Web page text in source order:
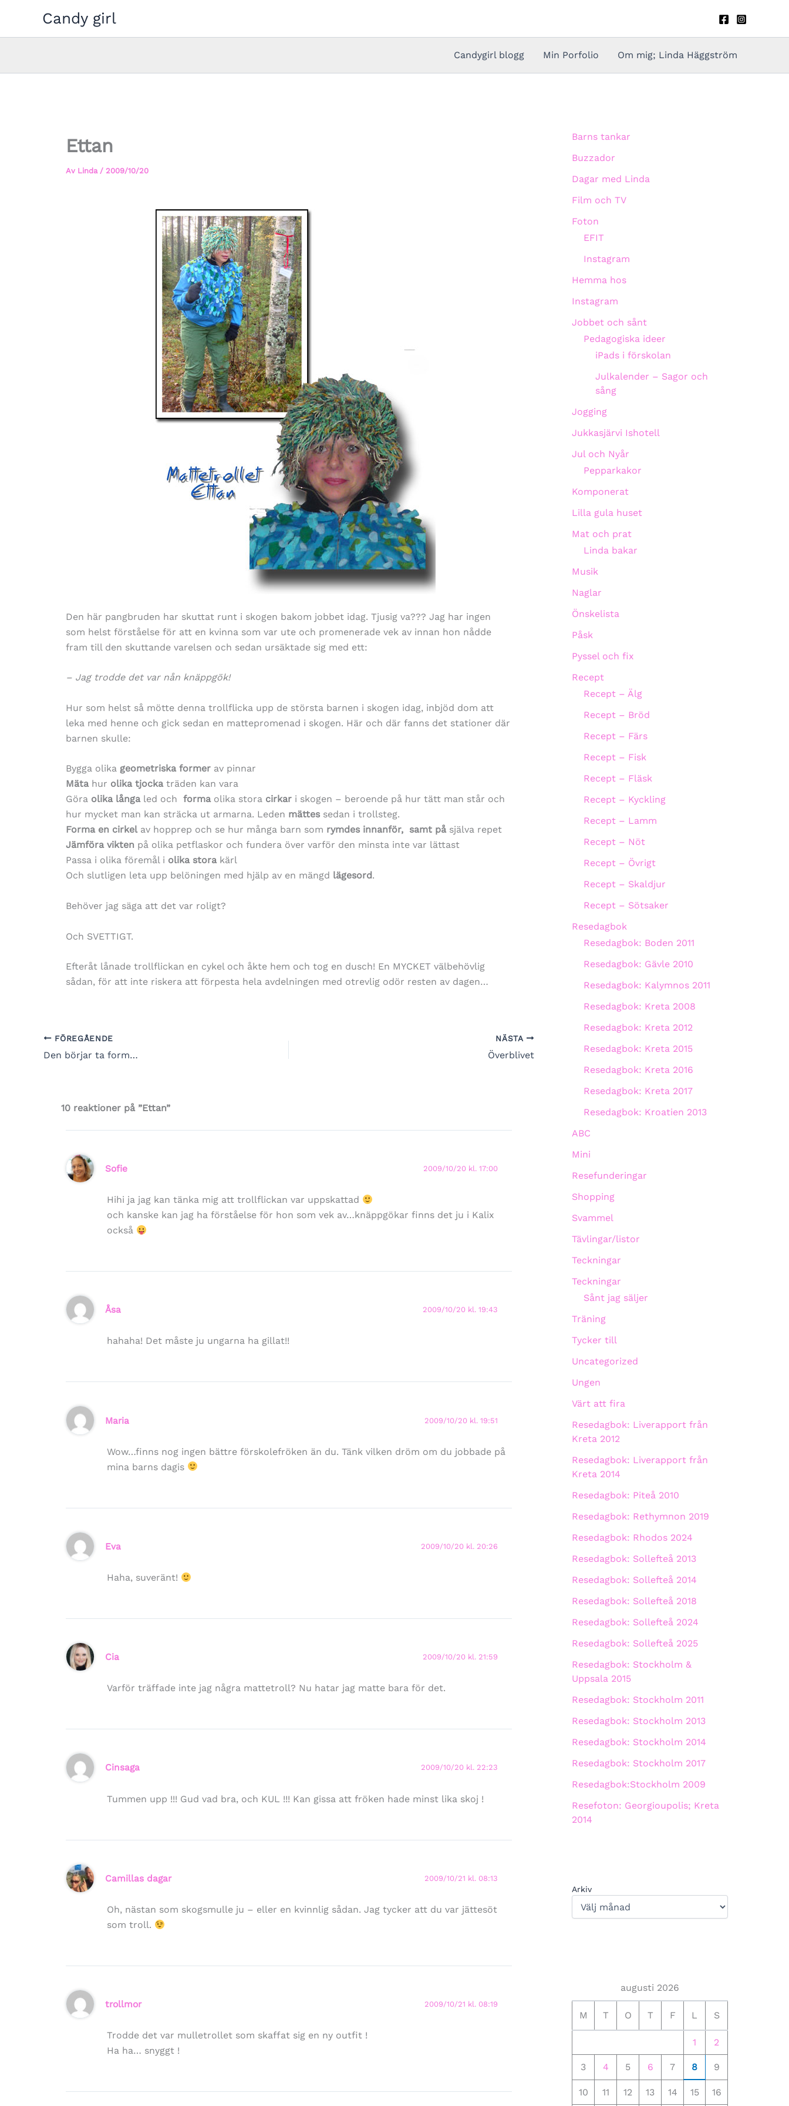
innehåll
Candy girl
Candygirl blogg Min Porfolio Om mig; Linda Häggström
Ettan
Av Linda / 2009/10/20
Den här pangbruden har skuttat runt i skogen bakom jobbet idag. Tjusig va??? Jag har ingen
som helst förståelse för att en kvinna som var ute och promenerade vek av innan hon nådde
fram till den skuttande varelsen och sedan ursäktade sig med ett:
– Jag trodde det var nån knäppgök!
Hur som helst så mötte denna trollflicka upp de största barnen i skogen idag, inbjöd dom att
leka med henne och gick sedan en mattepromenad i skogen. Här och där fanns det stationer där
barnen skulle:
Bygga olika geometriska former av pinnar
Mätahur olika tjocka träden kan vara
Göra olika långaled och formaolika stora cirkar i skogen – beroende på hur tätt man står och
hur mycket man kan sträcka ut armarna. Leden mättes sedan i trollsteg.
Forma en cirkelav hopprep och se hur många barn som rymdes innanför, samt påsjälva repet
Jämföra vikten på olika petflaskor och fundera över varför den minsta inte var lättast
Passa i olika föremål i olika storakärl
Och slutligen leta upp belöningen med hjälp av en mängd lägesord.
Behöver jag säga att det var roligt?
Och SVETTIGT.
Efteråt lånade trollflickan en cykel och åkte hem och tog en dusch! En MYCKET välbehövlig
sådan, för att inte riskera att förpesta hela avdelningen med otrevlig odör resten av dagen…
FÖREGÅENDE
Den börjar ta form…
NÄSTA
Överblivet
10 reaktioner på ”Ettan”
Sofie 2009/10/20 kl. 17:00
Hihi ja jag kan tänka mig att trollflickan var uppskattad
och kanske kan jag ha förståelse för hon som vek av…knäppgökar finns det ju i Kalix
också
Åsa 2009/10/20 kl. 19:43
hahaha! Det måste ju ungarna ha gillat!!
Maria 2009/10/20 kl. 19:51
Wow…finns nog ingen bättre förskolefröken än du. Tänk vilken dröm om du jobbade på
mina barns dagis
Eva 2009/10/20 kl. 20:26
Haha, suveränt!
Cia 2009/10/20 kl. 21:59
Varför träffade inte jag några mattetroll? Nu hatar jag matte bara för det.
Cinsaga 2009/10/20 kl. 22:23
Tummen upp !!! Gud vad bra, och KUL !!! Kan gissa att fröken hade minst lika skoj !
Camillas dagar 2009/10/21 kl. 08:13
Oh, nästan som skogsmulle ju – eller en kvinnlig sådan. Jag tycker att du var jättesöt
som troll.
trollmor 2009/10/21 kl. 08:19
Trodde det var mulletrollet som skaffat sig en ny outfit !
Ha ha… snyggt !
Barns tankar
Buzzador
Dagar med Linda
Film och TV
Foton
EFIT
Instagram
Hemma hos
Instagram
Jobbet och sånt
Pedagogiska ideer
iPads i förskolan
Julkalender – Sagor och
sång
Jogging
Jukkasjärvi Ishotell
Jul och Nyår
Pepparkakor
Komponerat
Lilla gula huset
Mat och prat
Linda bakar
Musik
Naglar
Önskelista
Påsk
Pyssel och fix
Recept
Recept – Älg
Recept – Bröd
Recept – Färs
Recept – Fisk
Recept – Fläsk
Recept – Kyckling
Recept – Lamm
Recept – Nöt
Recept – Övrigt
Recept – Skaldjur
Recept – Sötsaker
Resedagbok
Resedagbok: Boden 2011
Resedagbok: Gävle 2010
Resedagbok: Kalymnos 2011
Resedagbok: Kreta 2008
Resedagbok: Kreta 2012
Resedagbok: Kreta 2015
Resedagbok: Kreta 2016
Resedagbok: Kreta 2017
Resedagbok: Kroatien 2013
ABC
Mini
Resefunderingar
Shopping
Svammel
Tävlingar/listor
Teckningar
Teckningar
Sånt jag säljer
Träning
Tycker till
Uncategorized
Ungen
Värt att fira
Resedagbok: Liverapport från
Kreta 2012
Resedagbok: Liverapport från
Kreta 2014
Resedagbok: Piteå 2010
Resedagbok: Rethymnon 2019
Resedagbok: Rhodos 2024
Resedagbok: Sollefteå 2013
Resedagbok: Sollefteå 2014
Resedagbok: Sollefteå 2018
Resedagbok: Sollefteå 2024
Resedagbok: Sollefteå 2025
Resedagbok: Stockholm &
Uppsala 2015
Resedagbok: Stockholm 2011
Resedagbok: Stockholm 2013
Resedagbok: Stockholm 2014
Resedagbok: Stockholm 2017
Resedagbok:Stockholm 2009
Resefoton: Georgioupolis; Kreta
2014
Arkiv
augusti 2026
M T O T F L S
1 2
3 4 5 6 7 8 9
10 11 12 13 14 15 16